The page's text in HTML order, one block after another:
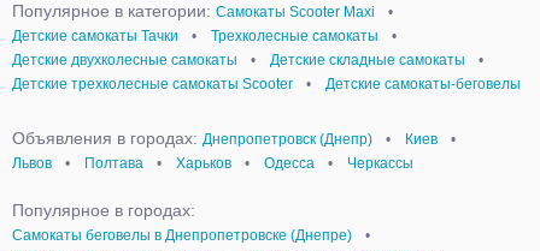
Популярное в категории: Самокаты Scooter Maxi
•
Детские самокаты Тачки
• Трехколесные самокаты
•
Детские двухколесные самокаты
• Детские складные самокаты
•
Детские трехколесные самокаты Scooter
• Детские самокаты-беговелы
Объявления в городах: Днепропетровск (Днепр) • Киев
•
Львов
• Полтава • Харьков • Одесса • Черкассы
Популярное в городах:
Самокаты беговелы в Днепропетровске (Днепре)
•